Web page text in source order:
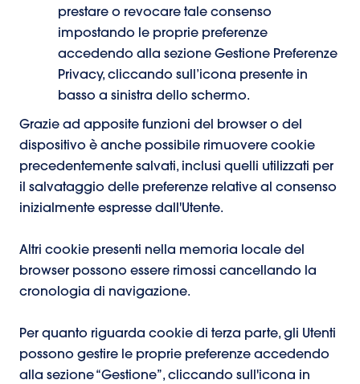
prestare o revocare tale consenso
impostando le proprie preferenze
accedendo alla sezione Gestione Preferenze
Privacy, cliccando sull’icona presente in
basso a sinistra dello schermo.
Grazie ad apposite funzioni del browser o del
dispositivo è anche possibile rimuovere cookie
precedentemente salvati, inclusi quelli utilizzati per
il salvataggio delle preferenze relative al consenso
inizialmente espresse dall'Utente.
Altri cookie presenti nella memoria locale del
browser possono essere rimossi cancellando la
cronologia di navigazione.
Per quanto riguarda cookie di terza parte, gli Utenti
possono gestire le proprie preferenze accedendo
alla sezione “Gestione”, cliccando sull'icona in